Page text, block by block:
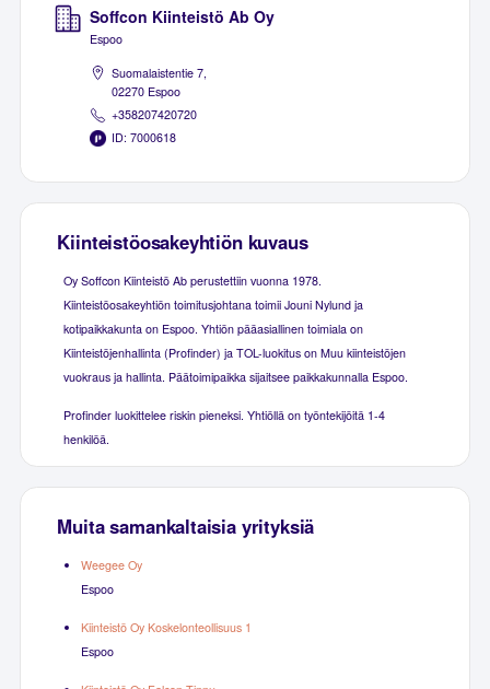
Soffcon Kiinteistö Ab Oy
Espoo
Suomalaistentie 7,
02270 Espoo
+358207420720
ID: 7000618
Kiinteistöosakeyhtiön kuvaus
Oy Soffcon Kiinteistö Ab perustettiin vuonna 1978.
Kiinteistöosakeyhtiön toimitusjohtana toimii Jouni Nylund ja
kotipaikkakunta on Espoo. Yhtiön pääasiallinen toimiala on
Kiinteistöjenhallinta (Profinder) ja TOL-luokitus on Muu kiinteistöjen
vuokraus ja hallinta. Päätoimipaikka sijaitsee paikkakunnalla Espoo.
Profinder luokittelee riskin pieneksi. Yhtiöllä on työntekijöitä 1-4
henkilöä.
Muita samankaltaisia yrityksiä
Weegee Oy
Espoo
Kiinteistö Oy Koskelonteollisuus 1
Espoo